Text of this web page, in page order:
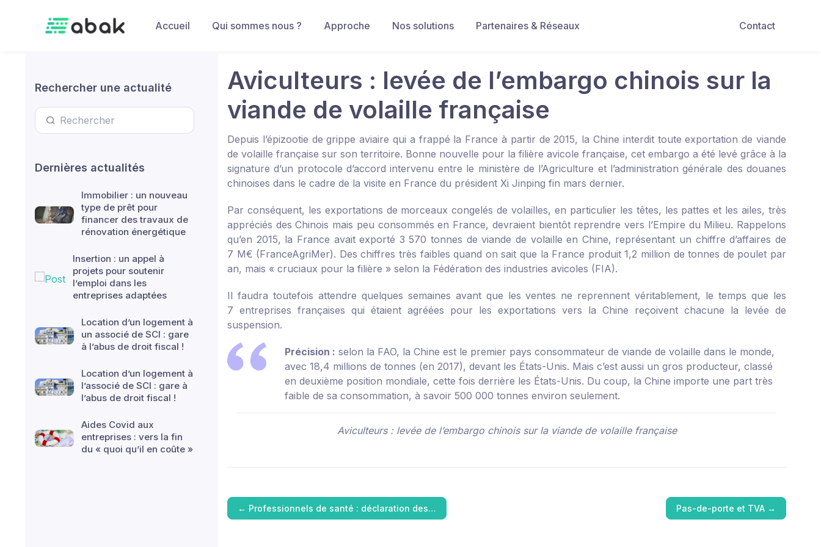
Contact
Accueil Qui sommes nous ? Approche Nos solutions Partenaires & Réseaux
Rechercher une actualité
Dernières actualités
Immobilier : un nouveau
type de prêt pour
financer des travaux de
rénovation énergétique
Insertion : un appel à
projets pour soutenir
l’emploi dans les
entreprises adaptées
Location d’un logement à
un associé de SCI : gare
à l’abus de droit fiscal !
Location d’un logement à
l’associé de SCI : gare à
l’abus de droit fiscal !
Aides Covid aux
entreprises : vers la fin
du « quoi qu’il en coûte »
Aviculteurs : levée de l’embargo chinois sur la
viande de volaille française
Depuis l’épizootie de grippe aviaire qui a frappé la France à partir de 2015, la Chine interdit toute exportation de viande
de volaille française sur son territoire. Bonne nouvelle pour la filière avicole française, cet embargo a été levé grâce à la
signature d’un protocole d’accord intervenu entre le ministère de l’Agriculture et l’administration générale des douanes
chinoises dans le cadre de la visite en France du président Xi Jinping fin mars dernier.
Par conséquent, les exportations de morceaux congelés de volailles, en particulier les têtes, les pattes et les ailes, très
appréciés des Chinois mais peu consommés en France, devraient bientôt reprendre vers l’Empire du Milieu. Rappelons
qu’en 2015, la France avait exporté 3 570 tonnes de viande de volaille en Chine, représentant un chiffre d’affaires de
7 M€ (FranceAgriMer). Des chiffres très faibles quand on sait que la France produit 1,2 million de tonnes de poulet par
an, mais « cruciaux pour la filière » selon la Fédération des industries avicoles (FIA).
Il faudra toutefois attendre quelques semaines avant que les ventes ne reprennent véritablement, le temps que les
7 entreprises françaises qui étaient agréées pour les exportations vers la Chine reçoivent chacune la levée de
suspension.
Précision : selon la FAO, la Chine est le premier pays consommateur de viande de volaille dans le monde,
avec 18,4 millions de tonnes (en 2017), devant les États-Unis. Mais c’est aussi un gros producteur, classé
en deuxième position mondiale, cette fois derrière les États-Unis. Du coup, la Chine importe une part très
faible de sa consommation, à savoir 500 000 tonnes environ seulement.
Aviculteurs : levée de l’embargo chinois sur la viande de volaille française
← Professionnels de santé : déclaration des… Pas-de-porte et TVA →